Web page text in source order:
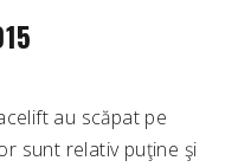
au scăpat pe
sunt relativ puţine şi